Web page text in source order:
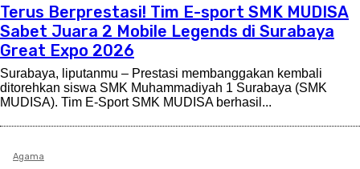
Terus Berprestasi! Tim E-sport SMK MUDISA
Sabet Juara 2 Mobile Legends di Surabaya
Great Expo 2026
Surabaya, liputanmu – Prestasi membanggakan kembali
ditorehkan siswa SMK Muhammadiyah 1 Surabaya (SMK
MUDISA). Tim E-Sport SMK MUDISA berhasil...
Agama